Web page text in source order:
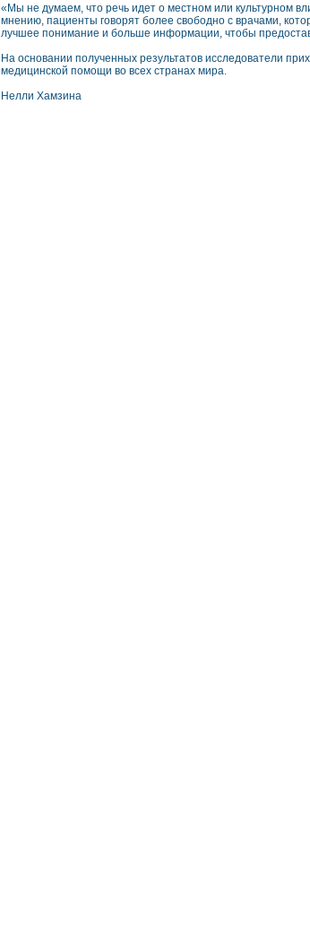
«Мы не думаем, что речь идет о местном или культурном
мнению, пациенты говорят более свободно с врачами,
лучшее понимание и больше информации, чтобы
На основании полученных результатов исследователи
медицинской помощи во всех странах мира.
Нелли Хамзина